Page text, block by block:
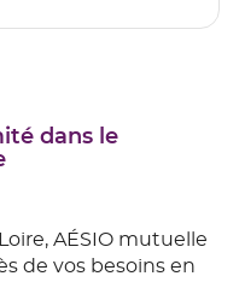
dans le
AÉSIO mutuelle
de vos besoins en